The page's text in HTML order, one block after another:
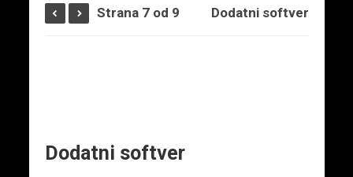
Strana 7 od 9 Dodatni softver
Dodatni softver